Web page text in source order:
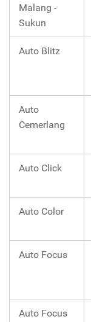
Malang -
Sukun
Auto Blitz
Auto
Cemerlang
Auto Click
Auto Color
Auto Focus
Auto Focus